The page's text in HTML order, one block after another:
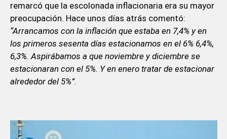
remarcó que la escolonada inflacionaria era su mayor
preocupación. Hace unos días atrás comentó:
“Arrancamos con la inflación que estaba en 7,4% y en
los primeros sesenta días estacionamos en el 6% 6,4%,
6,3%. Aspirábamos a que noviembre y diciembre se
estacionaran con el 5%. Y en enero tratar de estacionar
alrededor del 5%”.